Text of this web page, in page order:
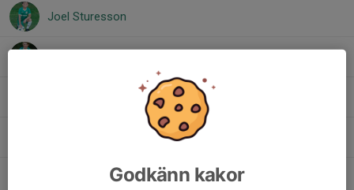
Joel Sturesson
Olle EskilssonGodkänn kakor